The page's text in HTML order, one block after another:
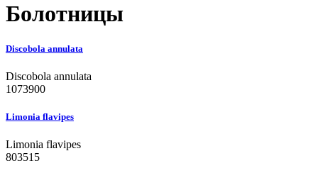
Болотницы
Discobola annulata
Discobola annulata
1073900
Limonia flavipes
Limonia flavipes
803515